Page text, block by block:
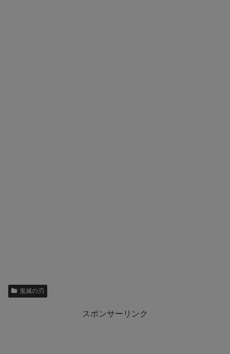
鬼滅の刃
スポンサーリンク